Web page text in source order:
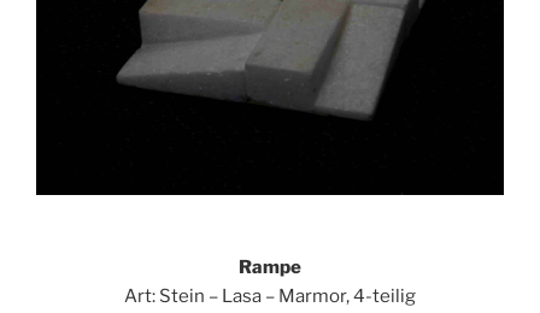
Rampe
Art: Stein – Lasa – Marmor, 4-teilig